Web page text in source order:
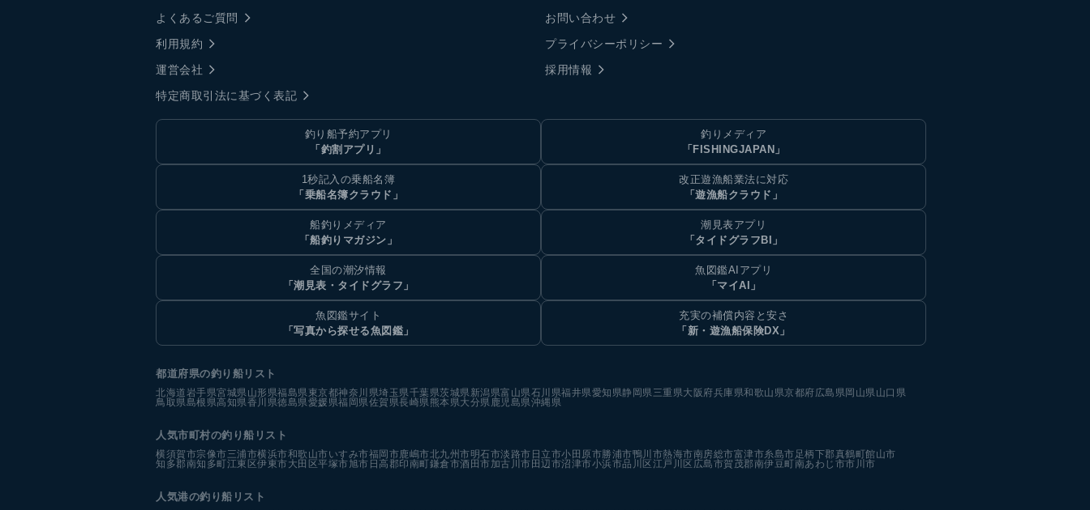
よくあるご質問
お問い合わせ
利用規約
プライバシーポリシー
運営会社
採用情報
特定商取引法に基づく表記
釣り船予約アプリ
「釣割アプリ」
釣りメディア
「FISHINGJAPAN」
1秒記入の乗船名簿
「乗船名簿クラウド」
改正遊漁船業法に対応
「遊漁船クラウド」
船釣りメディア
「船釣りマガジン」
潮見表アプリ
「タイドグラフBI」
全国の潮汐情報
「潮見表・タイドグラフ」
魚図鑑AIアプリ
「マイAI」
魚図鑑サイト
「写真から探せる魚図鑑」
充実の補償内容と安さ
「新・遊漁船保険DX」
都道府県の釣り船リスト
北海道岩手県宮城県山形県福島県東京都神奈川県埼玉県千葉県茨城県新潟県富山県石川県福井県愛知県静岡県三重県大阪府兵庫県和歌山県京都府広島県岡山県山口県
鳥取県島根県高知県香川県徳島県愛媛県福岡県佐賀県長崎県熊本県大分県鹿児島県沖縄県
人気市町村の釣り船リスト
横須賀市宗像市三浦市横浜市和歌山市いすみ市福岡市鹿嶋市北九州市明石市淡路市 日立市小田原市勝浦市鴨川市熱海市南房総市富津市糸島市足柄下郡真鶴町館山市
知多郡南知多町江東区伊東市大田区平塚市旭市 日高郡印南町鎌倉市酒田市加古川市 田辺市沼津市小浜市品川区 江戸川区 広島市賀茂郡南伊豆町南あわじ市市川市
人気港の釣り船リスト